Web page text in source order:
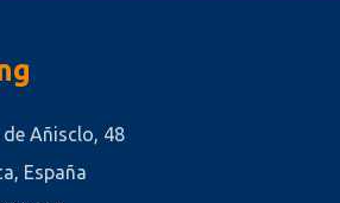
de Añisclo, 48
España